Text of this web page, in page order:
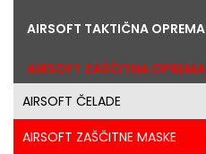
AIRSOFT TAKTIČNA OPREMA
AIRSOFT ZAŠČITNA OPREMA
AIRSOFT ČELADE
AIRSOFT ZAŠČITNE MASKE